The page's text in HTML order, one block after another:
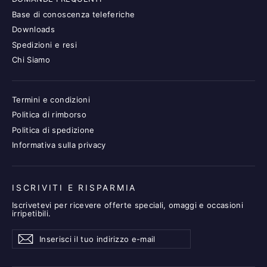
Base di conoscenza teleferiche
Downloads
Spedizioni e resi
Chi Siamo
Termini e condizioni
Politica di rimborso
Politica di spedizione
Informativa sulla privacy
ISCRIVITI E RISPARMIA
Iscrivetevi per ricevere offerte speciali, omaggi e occasioni
irripetibili.
Inserisci
tuo
IscrivitiIscriviti